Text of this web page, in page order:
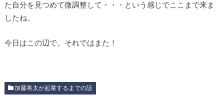
た自分を見つめて微調整して・・・という感じでここまで来ま
したね。
今日はこの辺で。それではまた！
加藤将太が起業するまでの話